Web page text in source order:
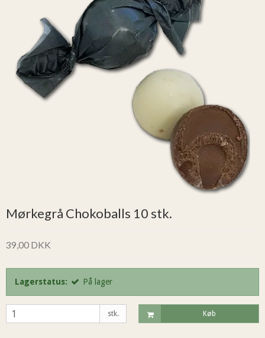
Mørkegrå Chokoballs 10 stk.
39,00 DKK
Lagerstatus: På lager
stk. Køb